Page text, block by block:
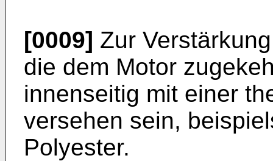
[0009] Zur
die dem Motor
innenseitig mit einer
versehen sein,
Polyester.